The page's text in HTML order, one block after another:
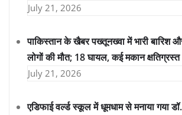
July 21, 2026
पाकिस्तान के खैबर पख्तूनख्वा में भारी बारिश
लोगों की मौत; 18 घायल, कई मकान क्षतिग्रस्त
July 21, 2026
एडिफाई वर्ल्ड स्कूल में धूमधाम से मनाया गया